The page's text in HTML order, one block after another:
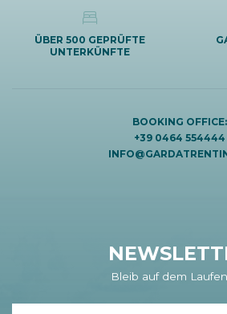
ÜBER 500 GEPRÜFTE
UNTERKÜNFTE
BOOKING OFFICE:
+39 0464 554444
Bleib auf dem